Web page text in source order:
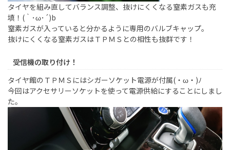
タイヤを組み直してバランス調整、抜けにくくなる窒素ガスも充
填！(｀･ω･´)b
窒素ガスが入っていると分かるように専用のバルブキャップ。
抜けにくくなる窒素ガスはＴＰＭＳとの相性も抜群です！
受信機の取り付け！
タイヤ館のＴＰＭＳにはシガーソケット電源が付属(・ω・)ﾉ
今回はアクセサリーソケットを使って電源供給にすることにしまし
た。